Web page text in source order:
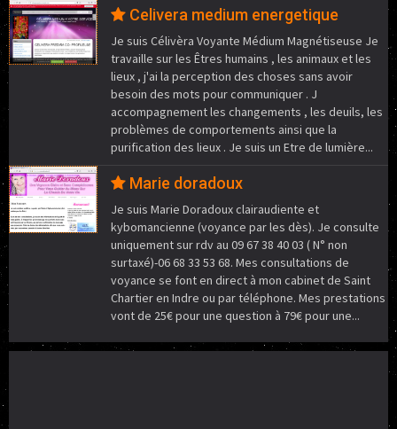
Celivera medium energetique
Je suis Célivèra Voyante Médium Magnétiseuse Je
travaille sur les Êtres humains , les animaux et les
lieux , j'ai la perception des choses sans avoir
besoin des mots pour communiquer . J
accompagnement les changements , les deuils, les
problèmes de comportements ainsi que la
purification des lieux . Je suis un Etre de lumière...
Marie doradoux
Je suis Marie Doradoux clairaudiente et
kybomancienne (voyance par les dès). Je consulte
uniquement sur rdv au 09 67 38 40 03 ( N° non
surtaxé)-06 68 33 53 68. Mes consultations de
voyance se font en direct à mon cabinet de Saint
Chartier en Indre ou par téléphone. Mes prestations
vont de 25€ pour une question à 79€ pour une...